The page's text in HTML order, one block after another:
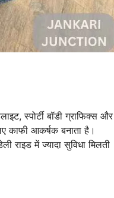
स्पोर्टी बॉडी ग्राफिक्स और
काफी आकर्षक बनाता है।
में ज्यादा सुविधा मिलती